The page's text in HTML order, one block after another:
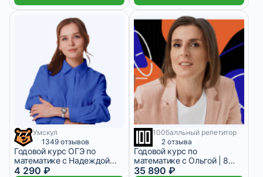
1 073 ₽/мес
Умскул
1349 отзывов
Годовой курс ОГЭ по
математике с Надеждой
Ковалевской
4 290 ₽
9 месяцев
100балльный репетитор
2 отзыва
Годовой курс по
математике с Ольгой | 8
класс 2026/2027
35 890 ₽